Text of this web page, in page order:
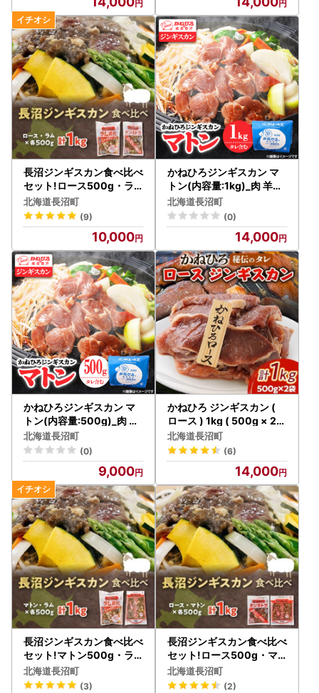
長沼ジンギスカン食べ比べ
セット!ロース500g・ラ
ム500g_肉 羊肉・ラム肉
（ジンギスカン） ラム肉
ひつじ ヒツジ ラム ジンギ
スカン_【配送不可地域：
離島】【1361175】
北海道長沼町
(9)
10,000
かねひろジンギスカン マ
トン(内容量:1kg)_肉 羊肉
・ラム肉（ジンギスカン）
ラム肉 ひつじ ヒツジ ラム
ジンギスカン_【配送不可
地域：離島】【1608109
】
北海道長沼町
(0)
14,000
かねひろジンギスカン マ
トン(内容量:500g)_肉 羊
肉・ラム肉（ジンギスカン
） ラム肉 ひつじ ヒツジ ラ
ム ジンギスカン_【配送不
可地域：離島】【160811
3】
北海道長沼町
(0)
9,000
かねひろ ジンギスカン (
ロース ) 1kg ( 500g × 2袋
)_肉 羊肉・ラム肉（ジン
ギスカン） ラム肉 ひつじ
ヒツジ ラム ジンギスカン_
【配送不可地域：離島】【
1476728】
北海道長沼町
(6)
14,000
長沼ジンギスカン食べ比べ
セット!マトン500g・ラ
ム500g_肉 羊肉・ラム肉
（ジンギスカン） ラム肉
北海道長沼町
(3)
長沼ジンギスカン食べ比べ
セット!ロース500g・マ
トン500g_肉 羊肉・ラム
肉（ジンギスカン） ラム
北海道長沼町
(2)